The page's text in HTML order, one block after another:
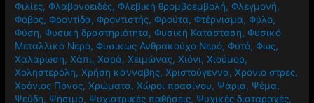
Φιλίες,Φλαβονοειδές,Φλεβική θρομβοεμβολή,Φλεγμονή,
Φόβος,Φροντίδα,Φροντιστής,Φρούτα,Φτέρνισμα,Φύλο,
Φύση,Φυσική δραστηριότητα,Φυσική Κατάσταση,Φυσικό
Μεταλλικό Νερό,Φυσικώς Ανθρακούχο Νερό,Φυτό,Φως,
Χαλάρωση,Χάπι,Χαρά,Χειμώνας,Χιόνι,Χιούμορ,
Χοληστερόλη,Χρήση κάνναβης,Χριστούγεννα,Χρόνιο στρες,
Χρόνιος Πόνος,Χρώματα,Χώροι πρασίνου, Ψάρια, Ψέμα,
Ψεύδη, Ψήσιμο, Ψυχιατρικές παθήσεις, Ψυχικές διαταραχές,